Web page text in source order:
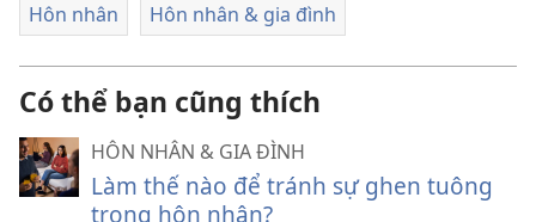
Hôn nhân Hôn nhân & gia đình
Có thể bạn cũng thích
HÔN NHÂN & GIA ĐÌNH
Làm thế nào để tránh sự ghen tuông
trong hôn nhân?